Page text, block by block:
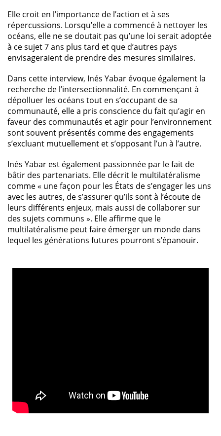
Elle croit en l’importance de l’action et à ses
répercussions. Lorsqu’elle a commencé à nettoyer les
océans, elle ne se doutait pas qu’une loi serait adoptée
à ce sujet 7 ans plus tard et que d’autres pays
envisageraient de prendre des mesures similaires.
Dans cette interview, Inés Yabar évoque également la
recherche de l’intersectionnalité. En commençant à
dépolluer les océans tout en s’occupant de sa
communauté, elle a pris conscience du fait qu’agir en
faveur des communautés et agir pour l’environnement
sont souvent présentés comme des engagements
s’excluant mutuellement et s’opposant l’un à l’autre.
Inés Yabar est également passionnée par le fait de
bâtir des partenariats. Elle décrit le multilatéralisme
comme « une façon pour les États de s’engager les uns
avec les autres, de s’assurer qu’ils sont à l’écoute de
leurs différents enjeux, mais aussi de collaborer sur
des sujets communs ». Elle affirme que le
multilatéralisme peut faire émerger un monde dans
lequel les générations futures pourront s’épanouir.